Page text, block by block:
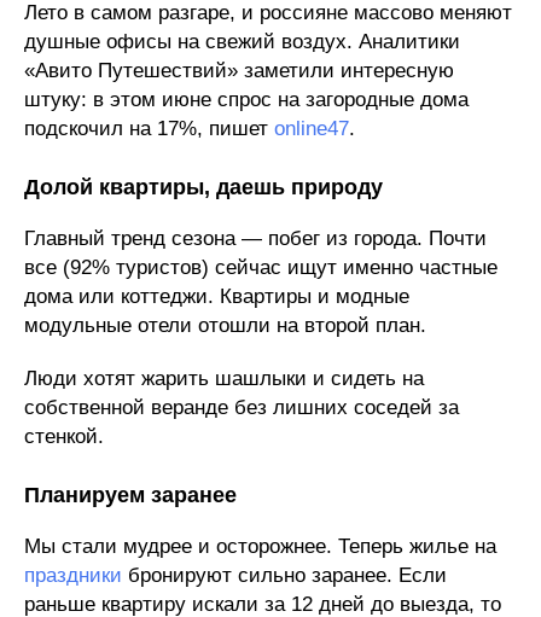
Лето в самом разгаре, и россияне массово меняют
душные офисы на свежий воздух. Аналитики
«Авито Путешествий» заметили интересную
штуку: в этом июне спрос на загородные дома
подскочил на 17%, пишет online47.
Долой квартиры, даешь природу
Главный тренд сезона — побег из города. Почти
все (92% туристов) сейчас ищут именно частные
дома или коттеджи. Квартиры и модные
модульные отели отошли на второй план.
Люди хотят жарить шашлыки и сидеть на
собственной веранде без лишних соседей за
стенкой.
Планируем заранее
Мы стали мудрее и осторожнее. Теперь жилье на
праздники бронируют сильно заранее. Если
раньше квартиру искали за 12 дней до выезда, то